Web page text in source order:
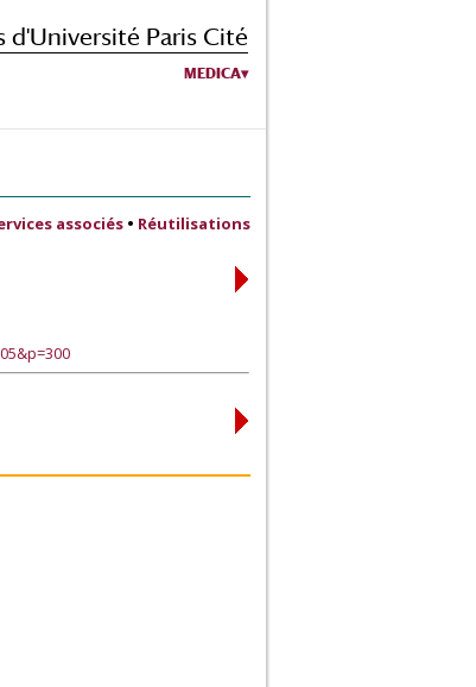
d'Université Paris Cité
MEDICA
associés • Réutilisations